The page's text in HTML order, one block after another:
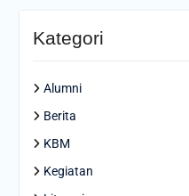
Kategori
Alumni
Berita
KBM
Kegiatan